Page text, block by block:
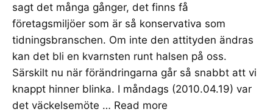
sagt det många gånger, det finns få
företagsmiljöer som är så konservativa som
tidningsbranschen. Om inte den attityden ändras
kan det bli en kvarnsten runt halsen på oss.
Särskilt nu när förändringarna går så snabbt att vi
knappt hinner blinka. I måndags (2010.04.19) var
det väckelsemöte … Read more